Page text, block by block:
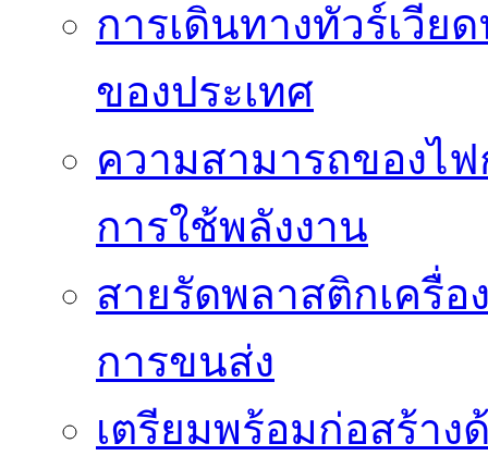
การเดินทางทัวร์เวี
ของประเทศ
ความสามารถของไ
การใช้พลังงาน
สายรัดพลาสติกเครื่
การขนส่ง
เตรียมพร้อมก่อสร้า